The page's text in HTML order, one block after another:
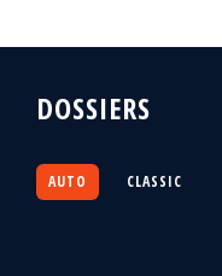
DOSSIERS
AUTO CLASSIC